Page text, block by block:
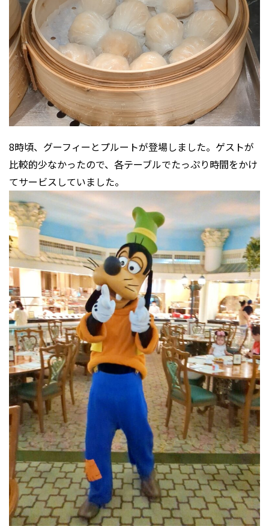
8時頃、グーフィーとプルートが登場しました。ゲストが
比較的少なかったので、各テーブルでたっぷり時間をかけ
てサービスしていました。